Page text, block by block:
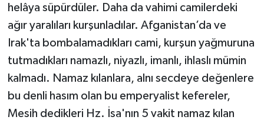
helâya süpürdüler. Daha da vahimi camilerdeki
ağır yaralıları kurşunladılar. Afganistan’da ve
Irak'ta bombalamadıkları cami, kurşun yağmuruna
tutmadıkları namazlı, niyazlı, imanlı, ihlaslı mümin
kalmadı. Namaz kılanlara, alnı secdeye değenlere
bu denli hasım olan bu emperyalist kefereler,
Mesih dedikleri Hz. İsa'nın 5 vakit namaz kılan